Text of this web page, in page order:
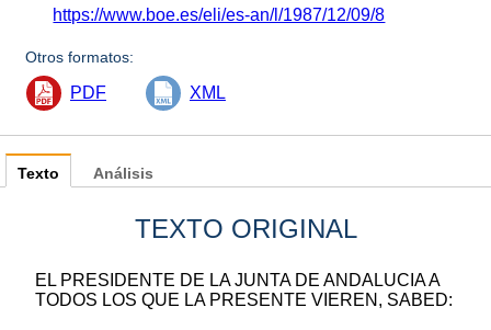
https://www.boe.es/eli/es-an/l/1987/12/09/8
Otros formatos:
PDF XML
Texto
TEXTO ORIGINAL
EL PRESIDENTE DE LA JUNTA DE ANDALUCIA A
TODOS LOS QUE LA PRESENTE VIEREN, SABED:
Análisis